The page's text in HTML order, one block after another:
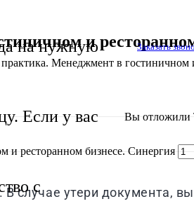
на нужную
Если у вас
с
Заказать
Вы отложили
и
Менеджмент в гостиничном
и ресторанном бизнесе. Синергия
случае утери документа,